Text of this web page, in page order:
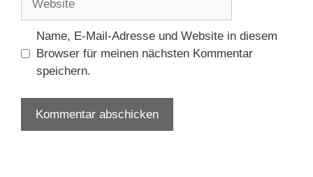
Name, E-Mail-Adresse und Website in diesem
Browser für meinen nächsten Kommentar
speichern.